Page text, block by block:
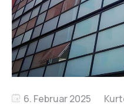
6. Februar 2025